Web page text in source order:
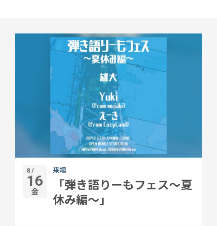
8 /
16
金
来場
「弾き語りーもフェス〜夏
休み編〜」